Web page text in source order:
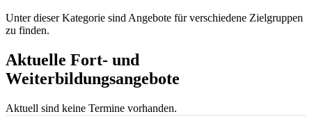
Unter dieser Kategorie sind Angebote für verschiedene Zielgruppen
zu finden.
Aktuelle Fort- und
Weiterbildungsangebote
Aktuell sind keine Termine vorhanden.